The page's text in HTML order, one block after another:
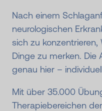
Nach einem
neurologischen
sich zu
Dinge zu merken. Die
genau hier –
Mit über 35.000
Therapiebereichen